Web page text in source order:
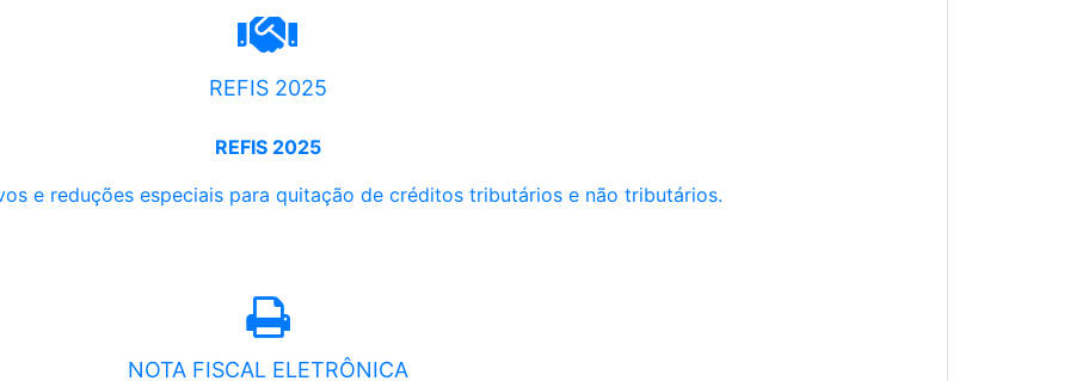
REFIS 2025
REFIS 2025
e reduções especiais para quitação de créditos tributários e não tributários.
NOTA FISCAL ELETRÔNICA